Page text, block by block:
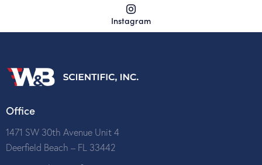
Instagram
Office
1471 SW 30th Avenue Unit 4
Deerfield Beach – FL 33442